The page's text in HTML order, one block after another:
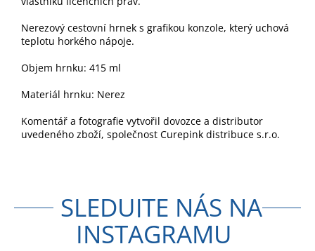
Nerezový cestovní hrnek s grafikou konzole, který uchová
teplotu horkého nápoje.
Objem hrnku: 415 ml
Materiál hrnku: Nerez
Komentář a fotografie vytvořil dovozce a distributor
uvedeného zboží, společnost Curepink distribuce s.r.o.
SLEDUJTE NÁS NA
INSTAGRAMU